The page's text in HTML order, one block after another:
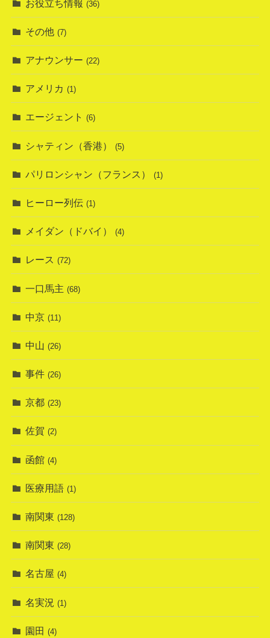
お役立ち情報 (36)
その他 (7)
アナウンサー (22)
アメリカ (1)
エージェント (6)
シャティン（香港） (5)
パリロンシャン（フランス） (1)
ヒーロー列伝 (1)
メイダン（ドバイ） (4)
レース (72)
一口馬主 (68)
中京 (11)
中山 (26)
事件 (26)
京都 (23)
佐賀 (2)
函館 (4)
医療用語 (1)
南関東 (128)
南関東 (28)
名古屋 (4)
名実況 (1)
園田 (4)